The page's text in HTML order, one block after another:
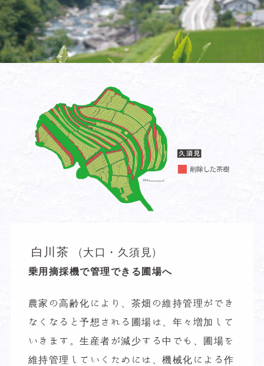
白川茶 (大口・久須見)
乗用摘採機で管理できる圃場へ
農家の高齢化により、茶畑の維持管理ができ
なくなると予想される圃場は、年々増加して
いきます。生産者が減少する中でも、圃場を
維持管理していくためには、機械化による作